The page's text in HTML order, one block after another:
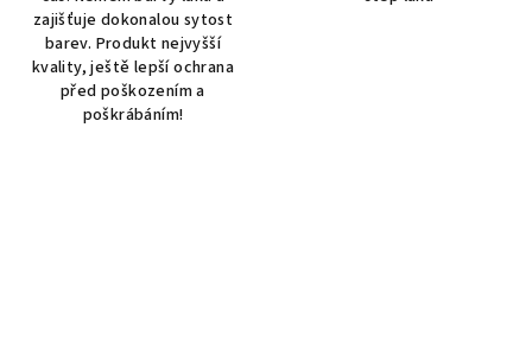
zajišťuje dokonalou sytost
barev. Produkt nejvyšší
kvality, ještě lepší ochrana
před poškozením a
poškrábáním!